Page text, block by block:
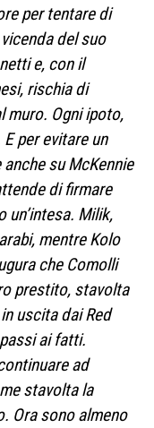
per tentare di
del suo
e, con il
rischia di
muro. Ogni ipoto,
per evitare un
su McKennie
di firmare
un’intesa. Milik,
mentre Kolo
che Comolli
prestito, stavolta
uscita dai Red
ai fatti.
ad
stavolta la
Ora sono almeno